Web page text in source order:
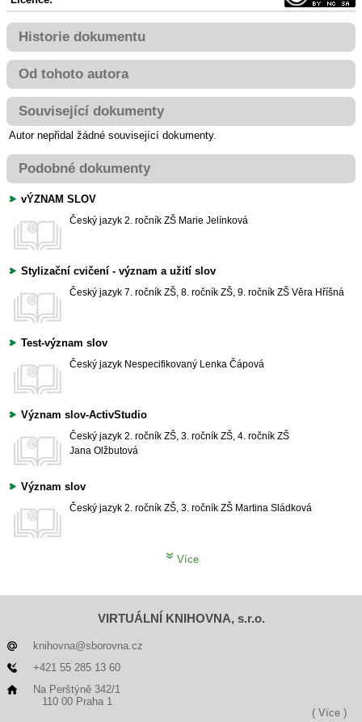
Historie dokumentu
Od tohoto autora
Související dokumenty
Autor nepřidal žádné související dokumenty.
Podobné dokumenty
vÝZNAM SLOV
Český jazyk 2. ročník ZŠ Marie Jelínková
Stylizační cvičení - význam a užití slov
Český jazyk 7. ročník ZŠ, 8. ročník ZŠ, 9. ročník ZŠ Věra Hříšná
Test-význam slov
Český jazyk Nespecifikovaný Lenka Čápová
Význam slov-ActivStudio
Český jazyk 2. ročník ZŠ, 3. ročník ZŠ, 4. ročník ZŠ
Jana Olžbutová
Význam slov
Český jazyk 2. ročník ZŠ, 3. ročník ZŠ Martina Sládková
Více
VIRTUÁLNÍ KNIHOVNA, s.r.o.
knihovna@sborovna.cz
+421 55 285 13 60
Na Perštýně 342/1
110 00 Praha 1
( Více )